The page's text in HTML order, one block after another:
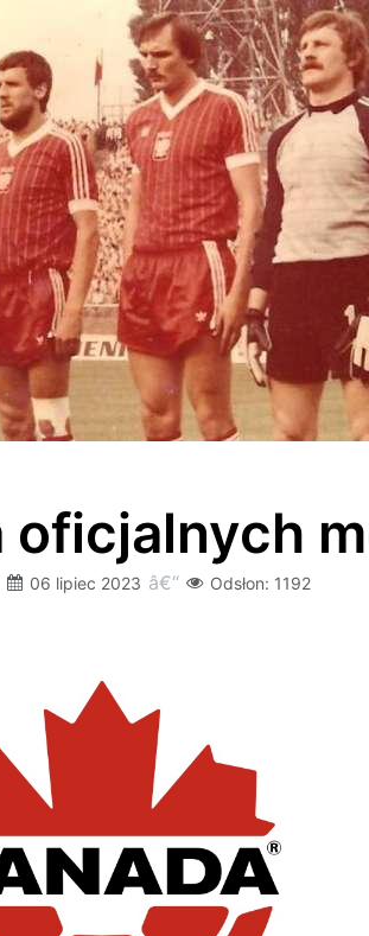
oficjalnych
06 lipiec 2023 Odsłon: 1192